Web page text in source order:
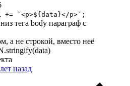
+= `<p>${data}</p>`;
тега body параграф с
а не строкой, вместо неё
назад